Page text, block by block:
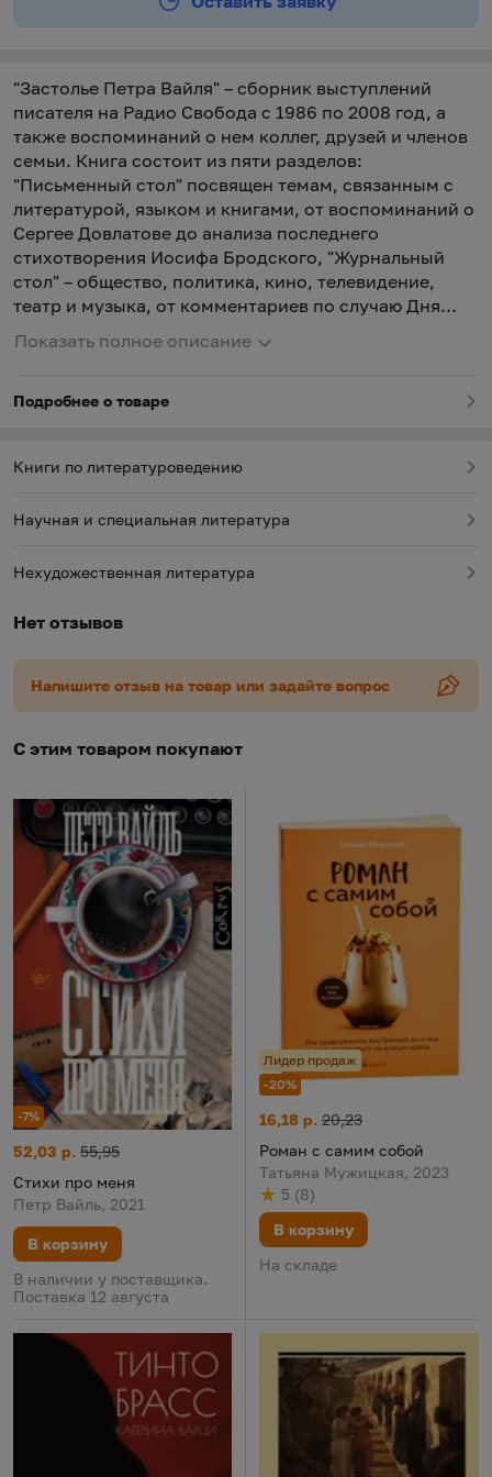
"Застолье Петра Вайля" – сборник выступлений
писателя на Радио Свобода с 1986 по 2008 год, а
также воспоминаний о нем коллег, друзей и членов
семьи. Книга состоит из пяти разделов:
"Письменный стол" посвящен темам, связанным с
литературой, языком и книгами, от воспоминаний о
Сергее Довлатове до анализа последнего
стихотворения Иосифа Бродского, "Журнальный
стол" – общество, политика, кино, телевидение,
театр и музыка, от комментариев по случаю Дня
Победы до рецензии на фильм "Энни Холл" Вуди
Аллена. "Круглый стол" посвящен дискуссиям и
соответственно, "кулинарии с историей".
делятся Сергей Гандлевский и Виктор Шендерович,
Петрушанская и Игорь Померанцев, Александр
Показать полное описание
Подробнее о товаре
Книги по литературоведению
Научная и специальная литература
Нехудожественная литература
Нет отзывов
Напишите отзыв на товар или задайте вопрос
С этим товаром покупают
-7%
Стихи про меня
Цена:
52,03 р.
Старая цена:
55,95
Стихи про меня
Петр Вайль, 2021
В корзину
В наличии у поставщика.
Поставка 12 августа
Лидер продаж
-20%
Роман с самим собой
Цена:
16,18 р.
Старая цена:
20,23
Роман с самим собой
Татьяна Мужицкая, 2023
Рейтинг
5
из 5 (
по результату
8
голосов)
В корзину
На складе